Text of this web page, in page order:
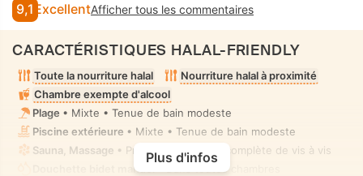
9,1 ExcellentAfficher tous les commentaires
CARACTÉRISTIQUES HALAL-FRIENDLY
Toute la nourriture halal
Nourriture halal à proximité
Chambre exempte d'alcool
Plage • Mixte • Tenue de bain modeste
Piscine extérieure • Mixte • Tenue de bain modeste
Sauna, Massage • Privé(e) • Absence complète de vis à vis
Douchette bidet manuel
• Dans toutes chambres
Plus d'infos